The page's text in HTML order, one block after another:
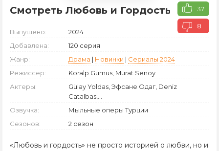
Смотреть Любовь и Гордость 37
8
Выпущено:
2024
Добавлена:
120 серия
Жанр:
Драма | Новинки | Сериалы 2024
Режиссер:
Koralp Gumus, Murat Senoy
Актеры:
Gülay Yoldas, Эфсане Одаг, Deniz
Catalbas,...
Озвучка:
Мыльные оперы Турции
Сезонов:
2 сезон
«Любовь и гордость» не просто историей о любви, но и